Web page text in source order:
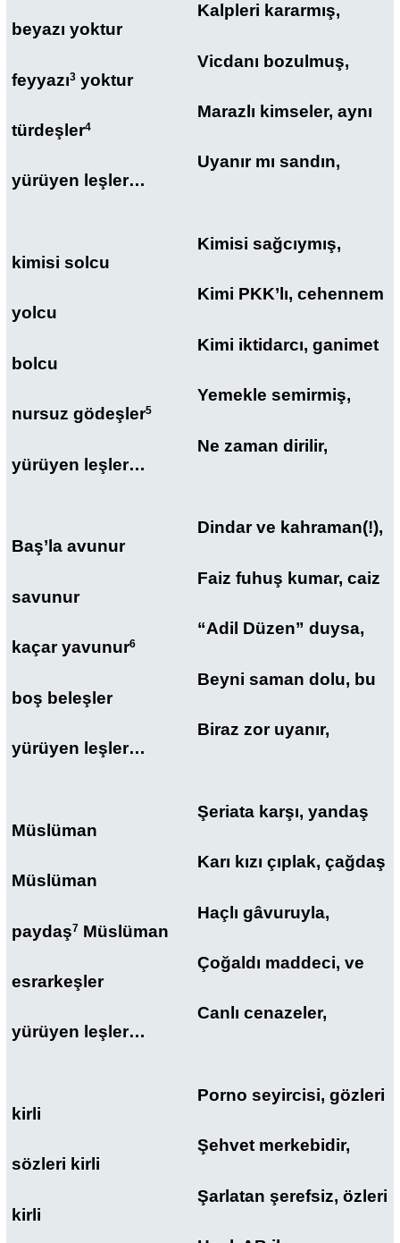
Kalpleri kararmış,
beyazı yoktur
Vicdanı bozulmuş,
feyyazı3 yoktur
Marazlı kimseler, aynı
türdeşler4
Uyanır mı sandın,
yürüyen leşler…
Kimisi sağcıymış,
kimisi solcu
Kimi PKK’lı, cehennem
yolcu
Kimi iktidarcı, ganimet
bolcu
Yemekle semirmiş,
nursuz gödeşler5
Ne zaman dirilir,
yürüyen leşler…
Dindar ve kahraman(!),
Baş’la avunur
Faiz fuhuş kumar, caiz
savunur
“Adil Düzen” duysa,
kaçar yavunur6
Beyni saman dolu, bu
boş beleşler
Biraz zor uyanır,
yürüyen leşler…
Şeriata karşı, yandaş
Müslüman
Karı kızı çıplak, çağdaş
Müslüman
Haçlı gâvuruyla,
paydaş7 Müslüman
Çoğaldı maddeci, ve
esrarkeşler
Canlı cenazeler,
yürüyen leşler…
Porno seyircisi, gözleri
kirli
Şehvet merkebidir,
sözleri kirli
Şarlatan şerefsiz, özleri
kirli